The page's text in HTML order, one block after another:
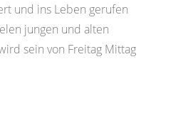
und ins Leben gerufen
jungen und alten
sein von Freitag Mittag